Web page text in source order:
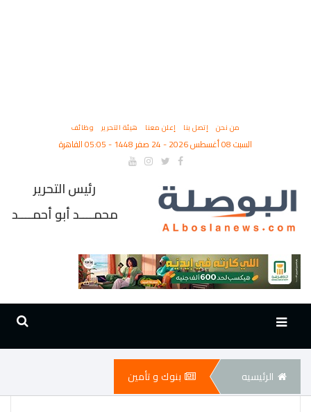
من نحن إتصل بنا إعلن معنا هيئة التحرير وظائف
السبت 08 أغسطس 2026 - 24 صفر 1448 - 05:05 القاهرة
رئيس التحرير
محمــــد أبو أحمــــد
الرئيسيه بنوك و تأمين